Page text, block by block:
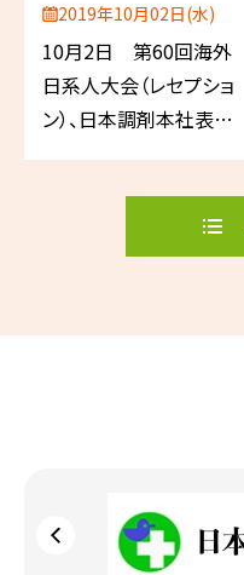
2019年10月02日(水)
10月2日 第60回海外
日系人大会（レセプショ
ン）、日本調剤本社表敬
訪問